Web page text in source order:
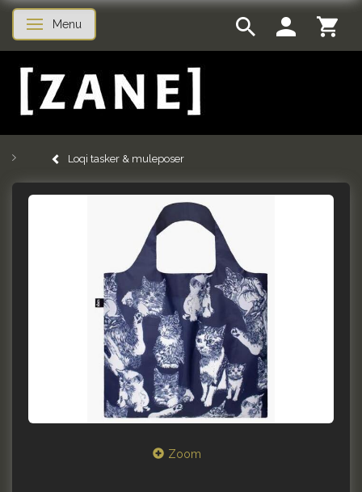
Skifte navigation
Menu
Loqi tasker & muleposer
Zoom